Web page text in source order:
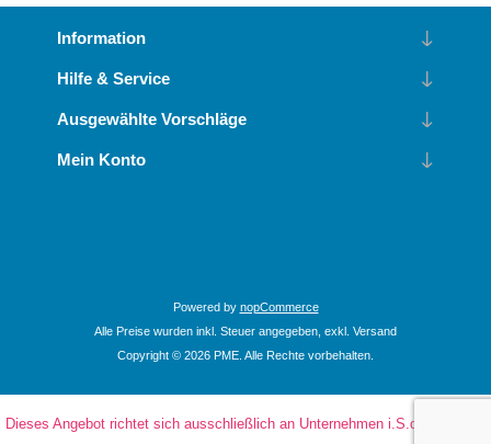
Information
Hilfe & Service
Ausgewählte Vorschläge
Mein Konto
Powered by nopCommerce
Alle Preise wurden inkl. Steuer angegeben, exkl. Versand
Copyright © 2026 PME. Alle Rechte vorbehalten.
Dieses Angebot richtet sich ausschließlich an Unternehmen i.S.d. § 14 Abs.